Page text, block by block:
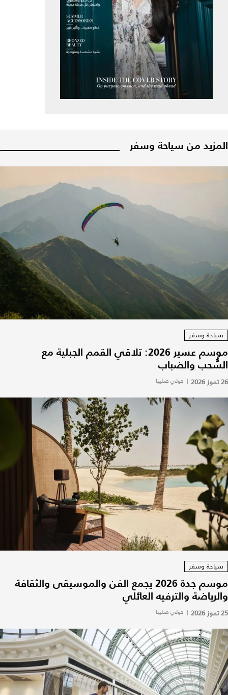
المزيد من سياحة وسفر
سياحة وسفر
موسم عسير 2026: تلاقي القمم الجبلية مع
السُّحب والضباب
26 تموز 2026 | جولي صليبا
سياحة وسفر
موسم جدة 2026 يجمع الفن والموسيقى والثقافة
والرياضة والترفيه العائلي
25 تموز 2026 | جولي صليبا